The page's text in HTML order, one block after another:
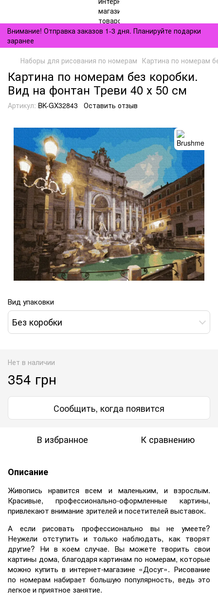
Внимание! Отправка заказов 1-3 дня. Планируйте подарки
заранее
Наборы для рисования по номерам Картина по номерам
Картина по номерам без коробки.
Вид на фонтан Треви 40 х 50 см
Артикул: BK-GX32843 Оставить отзыв
Вид упаковки
Без коробки
Нет в наличии
354 грн
Сообщить, когда появится
В избранное К сравнению
Описание
Живопись нравится всем и маленьким, и взрослым.
Красивые, профессионально-оформленные картины,
привлекают внимание зрителей и посетителей выставок.
А если рисовать профессионально вы не умеете?
Неужели отступить и только наблюдать, как творят
другие? Ни в коем случае. Вы можете творить свои
картины дома, благодаря картинам по номерам, которые
можно купить в интернет-магазине «Досуг». Рисование
по номерам набирает большую популярность, ведь это
легкое и приятное занятие.